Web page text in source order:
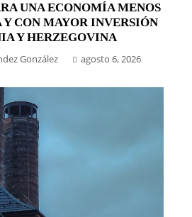
UNA ECONOMÍA MENOS
CON MAYOR INVERSIÓN
Y HERZEGOVINA
González agosto 6, 2026